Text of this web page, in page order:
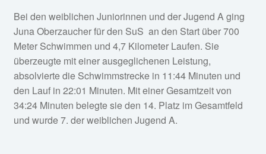
Bei den weiblichen Juniorinnen und der Jugend A ging
Juna Oberzaucher für den SuS an den Start über 700
Meter Schwimmen und 4,7 Kilometer Laufen. Sie
überzeugte mit einer ausgeglichenen Leistung,
absolvierte die Schwimmstrecke in 11:44 Minuten und
den Lauf in 22:01 Minuten. Mit einer Gesamtzeit von
34:24 Minuten belegte sie den 14. Platz im Gesamtfeld
und wurde 7. der weiblichen Jugend A.